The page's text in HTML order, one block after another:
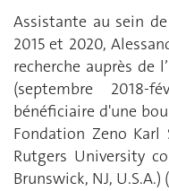
Assistante au sein
2015 et 2020,
recherche auprès de
(septembre
bénéficiaire d'une
Fondation Zeno
Rutgers University
Brunswick, NJ,